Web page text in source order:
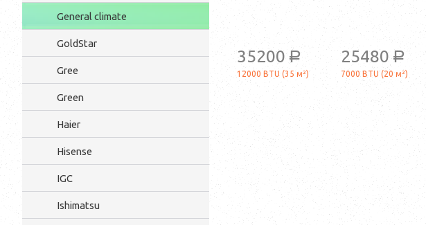
General climate
GoldStar
Gree
Green
Haier
Hisense
IGC
Ishimatsu
35200 a
12000 BTU (35 м²)
25480 a
7000 BTU (20 м²)